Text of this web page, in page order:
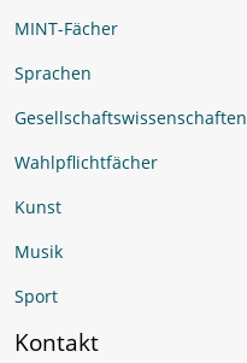
MINT-Fächer
Sprachen
Gesellschaftswissenschaften
Wahlpflichtfächer
Kunst
Musik
Sport
Kontakt